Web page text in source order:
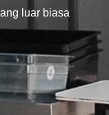
luar biasa